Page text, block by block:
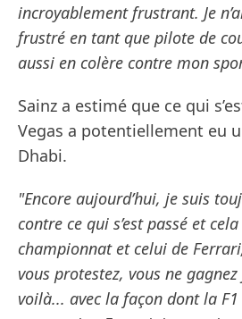
incroyablement frustrant. Je
frustré en tant que pilote de
aussi en colère contre mon
Sainz a estimé que ce qui
Vegas a potentiellement eu
Dhabi.
"Encore aujourd’hui, je suis
contre ce qui s’est passé et
championnat et celui de
vous protestez, vous ne
voilà... avec la façon dont la F1